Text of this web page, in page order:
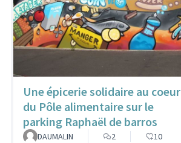
Une épicerie solidaire au coeur
du Pôle alimentaire sur le
parking Raphaël de barros
DAUMALIN 2 10